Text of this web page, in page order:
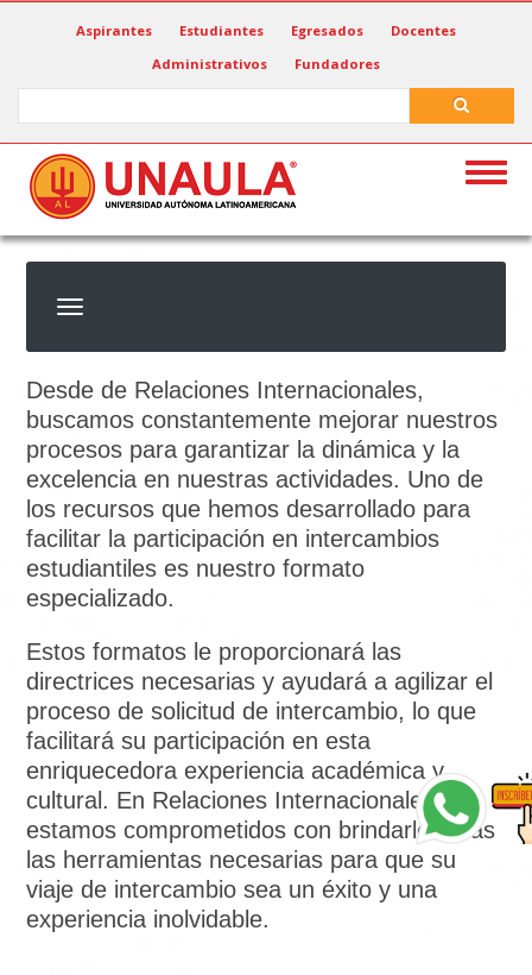
Aspirantes Estudiantes Egresados
Docentes
Administrativos
Fundadores
Desde de Relaciones Internacionales,
buscamos constantemente mejorar nuestros
procesos para garantizar la dinámica y la
excelencia en nuestras actividades. Uno de
los recursos que hemos desarrollado para
facilitar la participación en intercambios
estudiantiles es nuestro formato
especializado.
Estos formatos le proporcionará las
directrices necesarias y ayudará a agilizar el
proceso de solicitud de intercambio, lo que
facilitará su participación en esta
enriquecedora experiencia académica y
cultural. En Relaciones Internacionales,
estamos comprometidos con brindarle todas
las herramientas necesarias para que su
viaje de intercambio sea un éxito y una
experiencia inolvidable.